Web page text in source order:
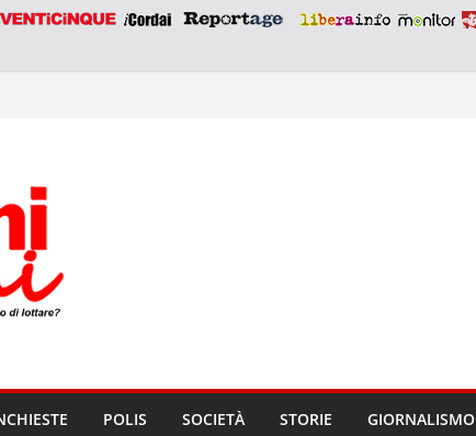
POLIS SOCIETÀ STORIE GIORNALISMO